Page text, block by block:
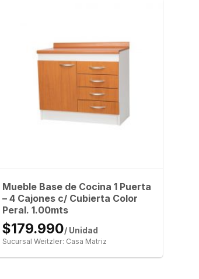
Mueble Base de Cocina 1 Puerta
– 4 Cajones c/ Cubierta Color
Peral. 1.00mts
$179.990/ Unidad
Sucursal Weitzler: Casa Matriz